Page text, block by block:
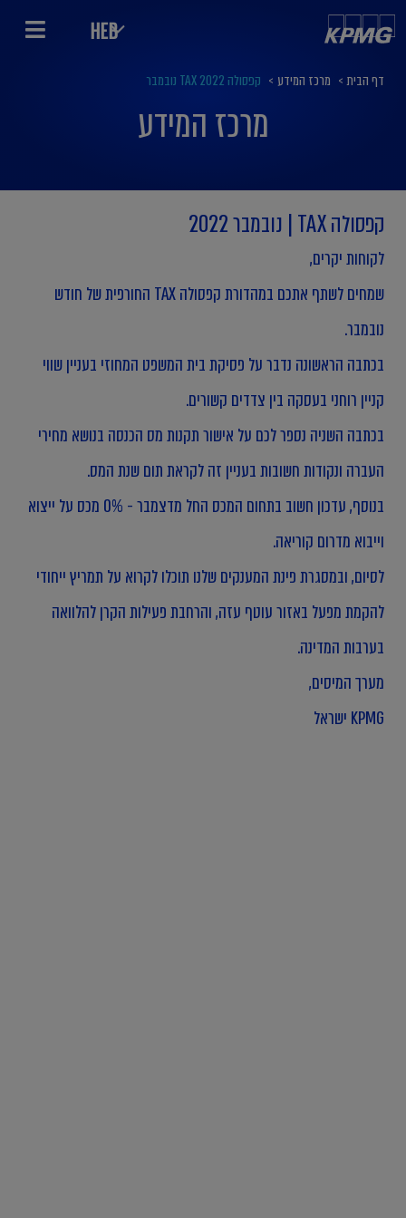
HEB
דף הבית > מרכז המידע > קפסולה TAX 2022 נובמבר
מרכז המידע
קפסולה TAX | נובמבר 2022
לקוחות יקרים,
שמחים לשתף אתכם במהדורת קפסולה TAX החורפית של חודש
נובמבר.
בכתבה הראשונה נדבר על פסיקת בית המשפט המחוזי בעניין שווי
קניין רוחני בעסקה בין צדדים קשורים.
בכתבה השניה נספר לכם על אישור תקנות מס הכנסה בנושא מחירי
העברה ונקודות חשובות בעניין זה לקראת תום שנת המס.
בנוסף, עדכון חשוב בתחום המכס החל מדצמבר - 0% מכס על ייצוא
וייבוא מדרום קוריאה.
לסיום, ובמסגרת פינת המענקים שלנו תוכלו לקרוא על תמריץ ייחודי
להקמת מפעל באזור עוטף עזה, והרחבת פעילות הקרן להלוואה
בערבות המדינה.
מערך המיסים,
KPMG ישראל